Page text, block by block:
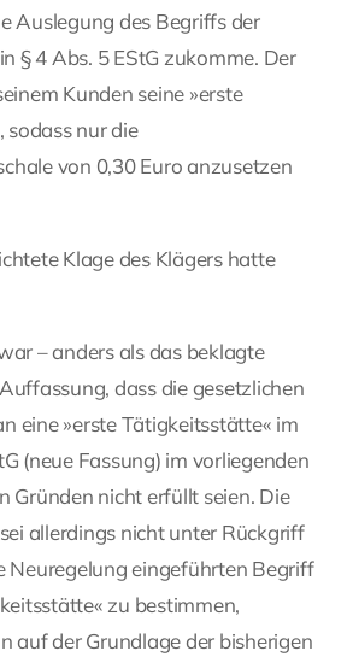
Auslegung des Begriffs der
§ 4 Abs. 5 EStG zukomme. Der
Kunden seine »erste
sodass nur die
von 0,30 Euro anzusetzen
Klage des Klägers hatte
– anders als das beklagte
dass die gesetzlichen
eine »erste Tätigkeitsstätte« im
(neue Fassung) im vorliegenden
Gründen nicht erfüllt seien. Die
allerdings nicht unter Rückgriff
Neuregelung eingeführten Begriff
zu bestimmen,
auf der Grundlage der bisherigen